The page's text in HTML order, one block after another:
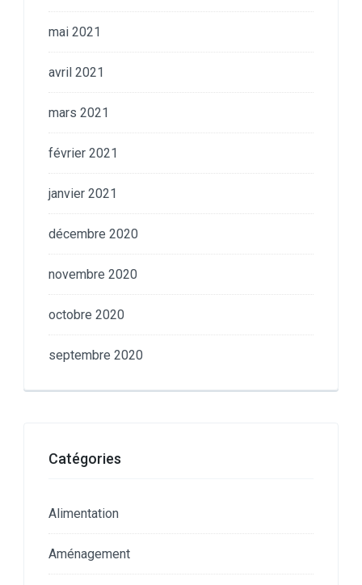
mai 2021
avril 2021
mars 2021
février 2021
janvier 2021
décembre 2020
novembre 2020
octobre 2020
septembre 2020
Catégories
Alimentation
Aménagement